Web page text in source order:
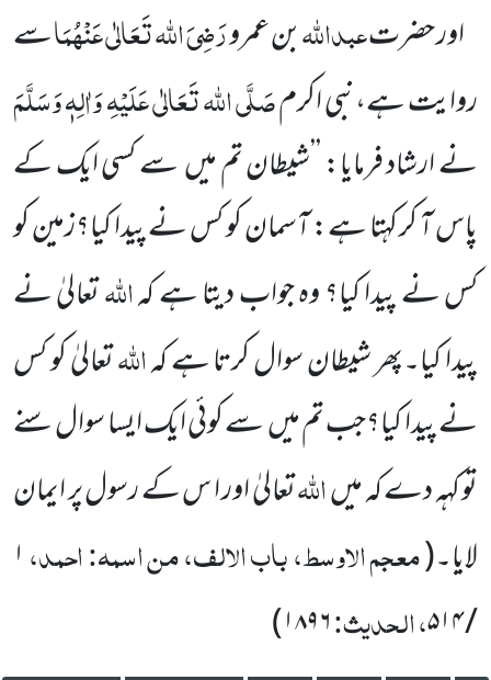
اور حضرتعبداللہبن عمرورَضِیَ اللہ تَعَالٰی عَنْہُمَاسے
روایت ہے،نبی اکرمصَلَّی اللہ تَعَالٰی عَلَیْہِ وَاٰلِہٖ وَسَلَّمَ
نےارشاد فرمایا: ’’شیطان تم میںسے کسی ایک کے
پاس آ کر کہتا ہے: آسمان کو کس نے پیدا کیا؟زمین کو
کس نے پیدا کیا؟ وہ جواب دیتا ہے کہاللہتعالیٰ نے
پیدا کیا۔پھر شیطان سوال کرتا ہے کہاللہتعالیٰ کو کس
نے پیدا کیا؟جب تم میںسے کوئی ایک ایسا سوال سنے
تو کہہ دے کہ میںاللہتعالیٰ اور ا س کے رسول پر ایمان
لایا۔(معجم الاوسط، باب الالف، من اسمہ: احمد،۱
/۵۱۴، الحدیث:۱۸۹۶)